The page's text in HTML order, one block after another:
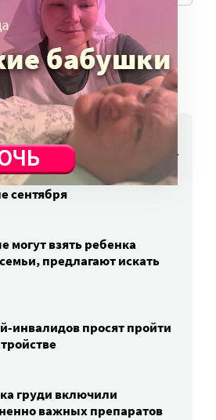
БЕЗДОМНЫХ
в Max. Подпишитесь
ожидается в конце
сентября
могут взять ребенка
предлагают искать
инвалидов просят пройти
груди включили
важных препаратов